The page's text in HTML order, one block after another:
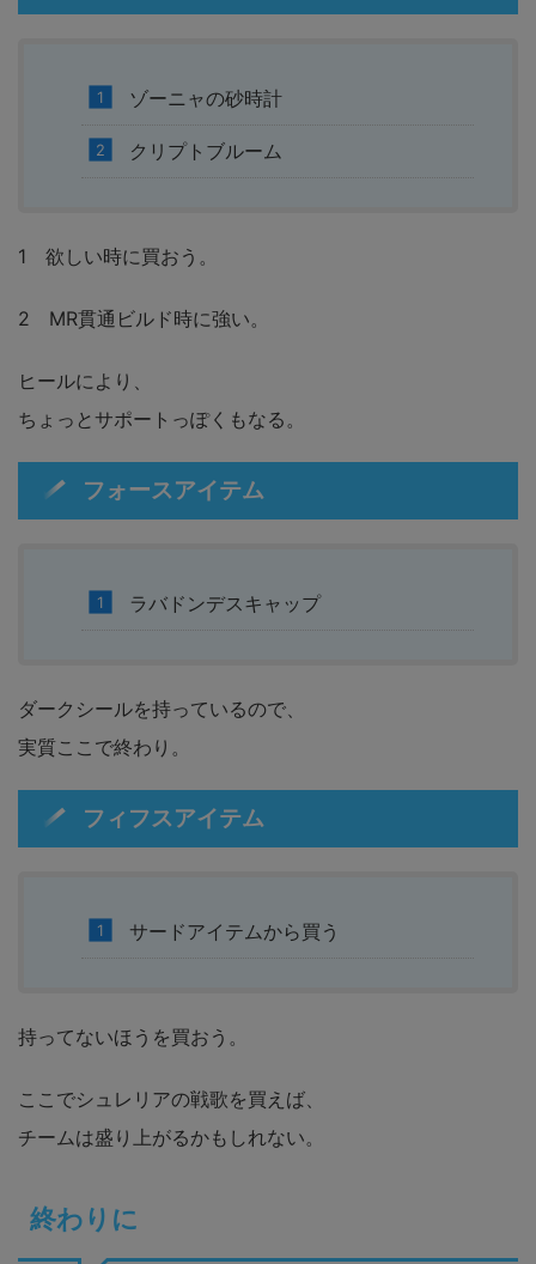
ゾーニャの砂時計
クリプトブルーム
1 欲しい時に買おう。
2 MR貫通ビルド時に強い。
ヒールにより、
ちょっとサポートっぽくもなる。
フォースアイテム
ラバドンデスキャップ
ダークシールを持っているので、
実質ここで終わり。
フィフスアイテム
サードアイテムから買う
持ってないほうを買おう。
ここでシュレリアの戦歌を買えば、
チームは盛り上がるかもしれない。
終わりに